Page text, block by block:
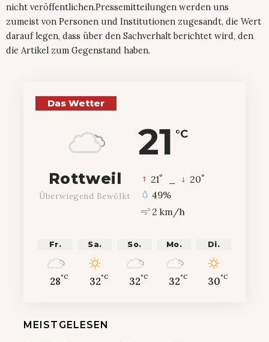
nicht veröffentlichen.Pressemitteilungen werden uns
zumeist von Personen und Institutionen zugesandt, die Wert
darauf legen, dass über den Sachverhalt berichtet wird, den
die Artikel zum Gegenstand haben.
Das Wetter
21 °C
Rottweil
Überwiegend Bewölkt
21° 20°
49%
2 km/h
Fr.
28°C
Sa.
32°C
So.
32°C
Mo.
32°C
Di.
30°C
MEISTGELESEN